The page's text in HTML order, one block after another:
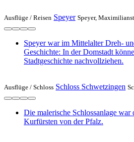
Ausflüge / Reisen Speyer Speyer,
Speyer war im Mittelalter Dreh-
Geschichte: In der Domstadt
Stadtgeschichte nachvollziehen.
Ausflüge / Schloss Schloss Schwetzingen
Die malerische Schlossanlage war
Kurfürsten von der Pfalz.